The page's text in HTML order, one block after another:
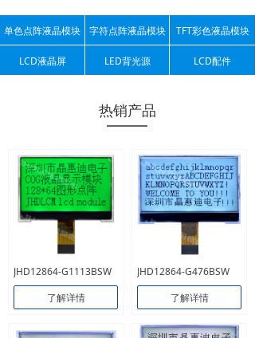
JHD12864-G1113BSW
了解详情
JHD12864-G476BSW
了解详情
热销产品
单色点阵液晶模块 字符点阵液晶模块 TFT彩色液晶模块
LCD液晶屏 LED背光源 LCD配件